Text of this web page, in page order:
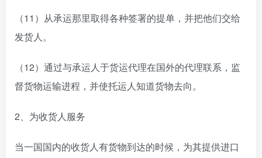
（11）从承运那里取得各种签署的提单，并把他们交给
发货人。
（12）通过与承运人于货运代理在国外的代理联系，监
督货物运输进程，并使托运人知道货物去向。
2、为收货人服务
当一国国内的收货人有货物到达的时候，为其提供进口